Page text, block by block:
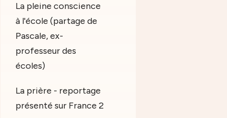
La pleine conscience
à l'école (partage de
Pascale, ex-
professeur des
écoles)
La prière - reportage
présenté sur France 2